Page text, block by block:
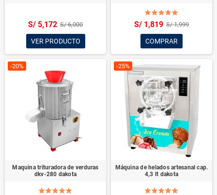
S/ 5,172 S/ 6,000
VER PRODUCTO
S/ 1,819 S/ 1,999
COMPRAR
-20%
Maquina trituradora de verduras
dkv-280 dakota
-25%
Máquina de helados artesanal cap.
4,3 lt dakota